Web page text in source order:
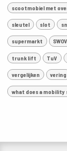
scootmobiel met
sleutel slot
supermarkt SWOV
trunk lift TuV
vergelijken vering
what does a